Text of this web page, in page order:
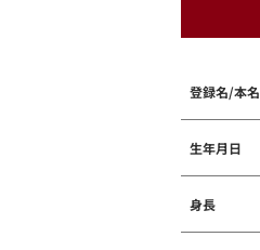
登録名/本名
生年月日
身長